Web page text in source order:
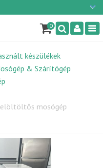
×
0
készülékek
& Szárítógép
elöltöltős mosógép